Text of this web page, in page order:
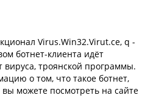
Virus.Win32.Virut.ce, q -
ботнет-клиента идёт
троянской программы.
о том, что такое ботнет,
вы можете посмотреть на сайте